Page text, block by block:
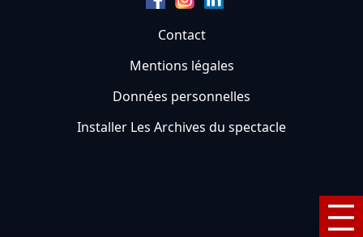
Contact
Mentions légales
Données personnelles
Installer Les Archives du spectacle